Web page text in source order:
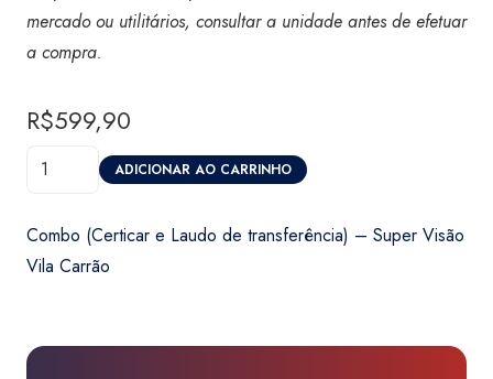
mercado ou utilitários, consultar a unidade antes de efetuar
a compra.
R$599,90
Combo
e
Laudo
-
ADICIONAR AO CARRINHO
Combo (Certicar e Laudo de transferência) – Super Visão
Vila Carrão